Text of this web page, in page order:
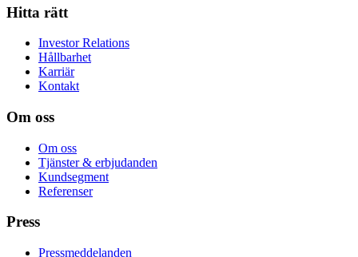
Hitta rätt
Investor Relations
Hållbarhet
Karriär
Kontakt
Om oss
Om oss
Tjänster & erbjudanden
Kundsegment
Referenser
Press
Pressmeddelanden